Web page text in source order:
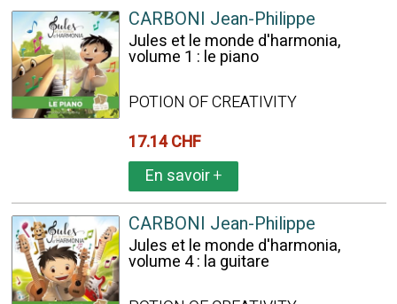
CARBONI Jean-Philippe
Jules et le monde d'harmonia,
volume 1 : le piano
POTION OF CREATIVITY
17.14 CHF
En savoir+
CARBONI Jean-Philippe
Jules et le monde d'harmonia,
volume 4 : la guitare